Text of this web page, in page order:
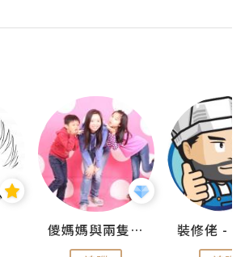
儍媽媽與兩隻小魔怪之家